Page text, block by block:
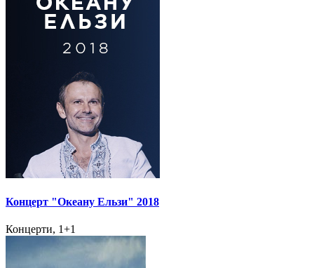
Концерт "Океану Ельзи" 2018
Концерти, 1+1